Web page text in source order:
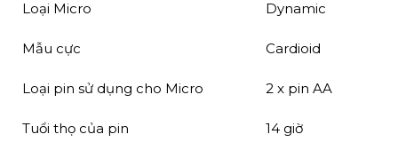
Loại Micro Dynamic
Mẫu cực Cardioid
Loại pin sử dụng cho Micro 2 x pin AA
Tuổi thọ của pin 14 giờ